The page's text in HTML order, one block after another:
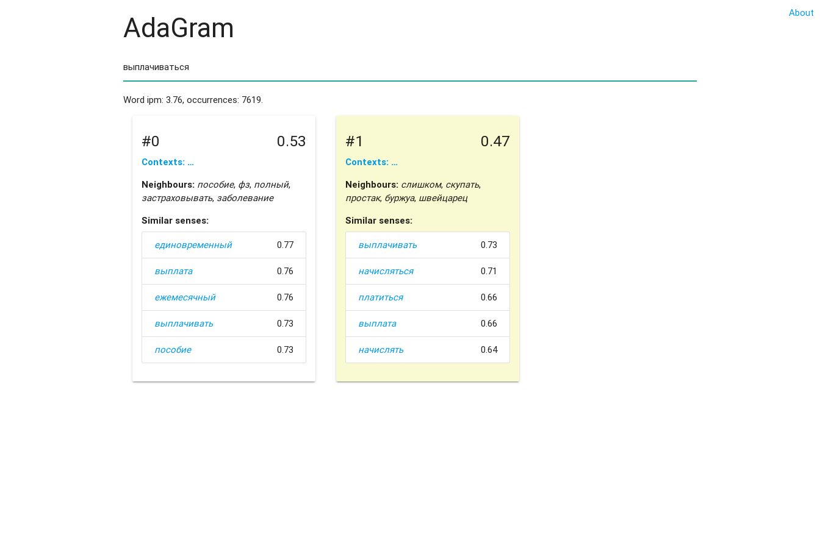
About
AdaGram
Word ipm: 3.76, occurrences: 7619.
#0 0.53
Contexts: …
Neighbours: пособие, фз, полный,
застраховывать, заболевание
Similar senses:
единовременный 0.77
выплата 0.76
ежемесячный 0.76
выплачивать 0.73
пособие 0.73
#1 0.47
Contexts: …
Neighbours: слишком, скупать,
простак, буржуа, швейцарец
Similar senses:
выплачивать 0.73
начисляться 0.71
платиться 0.66
выплата 0.66
начислять 0.64